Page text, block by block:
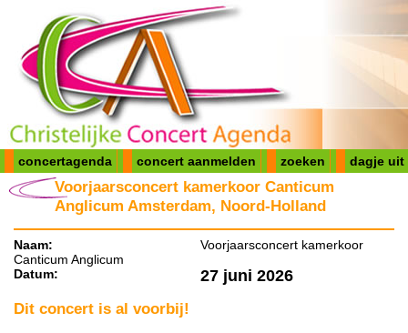
concertagenda concert aanmelden zoeken dagje uit
Voorjaarsconcert kamerkoor Canticum
Anglicum Amsterdam, Noord-Holland
Naam:
Voorjaarsconcert kamerkoor
Canticum Anglicum
Datum:
27 juni 2026
Dit concert is al voorbij!